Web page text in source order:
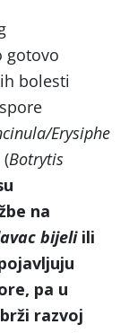
gotovo
bolesti
Erysiphe
Botrytis
na
bijeliili
pa u
razvoj